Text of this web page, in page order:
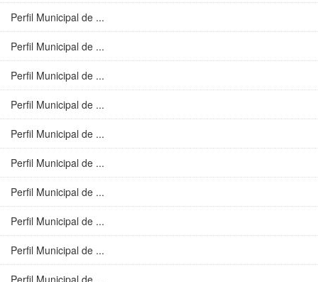
Perfil Municipal de ...
Perfil Municipal de ...
Perfil Municipal de ...
Perfil Municipal de ...
Perfil Municipal de ...
Perfil Municipal de ...
Perfil Municipal de ...
Perfil Municipal de ...
Perfil Municipal de ...
Perfil Municipal de ...